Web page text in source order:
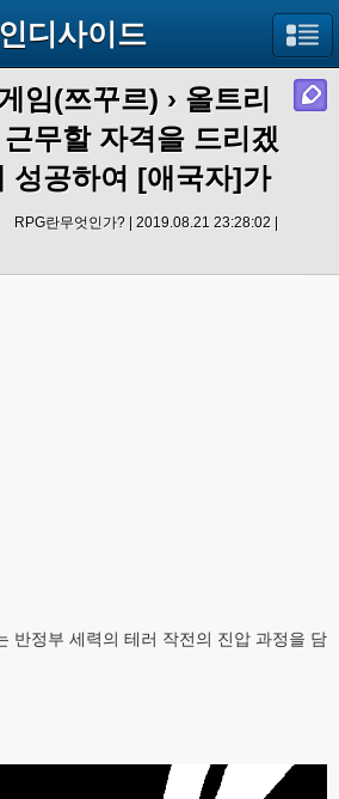
인디사이드
임(쯔꾸르) › 올트리
무할 자격을 드리겠
성공하여 [애국자]가
RPG란무엇인가? | 2019.08.21 23:28:02 |
반정부 세력의 테러 작전의 진압 과정을 담